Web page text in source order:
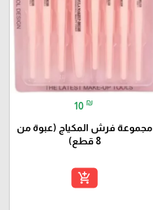
10 ₪
مجموعة فرش المكياج (عبوة من
8 قطع)
add_shopping_cart